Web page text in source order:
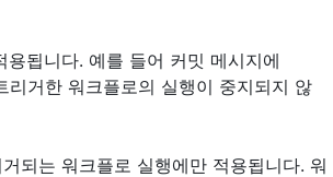
용됩니다. 예를 들어 커밋 메시지에
리거한 워크플로의 실행이 중지되지 않
되는 워크플로 실행에만 적용됩니다. 워